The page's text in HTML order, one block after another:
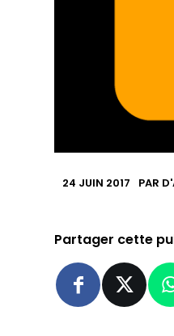
24 JUIN 2017 PAR
Partager cette